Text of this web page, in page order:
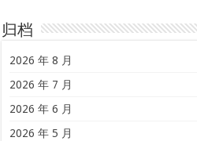
归档
2026 年 8 月
2026 年 7 月
2026 年 6 月
2026 年 5 月